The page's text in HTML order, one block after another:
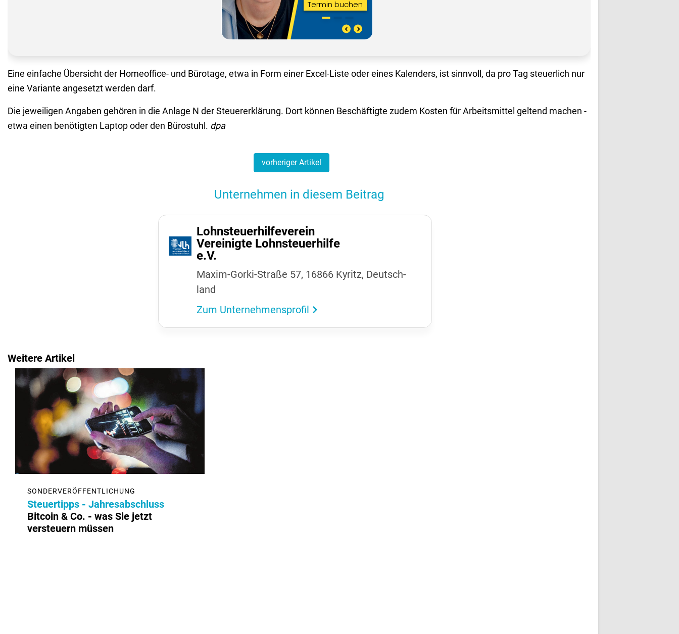
Eine einfache Übersicht der Homeoffice- und Bürotage, etwa in Form einer Excel-Liste oder eines Kalenders, ist sinnvoll, da pro Tag steuerlich nur
eine Variante angesetzt werden darf.
Die jeweiligen Angaben gehören in die Anlage N der Steuererklärung. Dort können Beschäftigte zudem Kosten für Arbeitsmittel geltend machen -
etwa einen benötigten Laptop oder den Bürostuhl. dpa
vorheriger Artikel
Unternehmen in diesem Beitrag
Lohn­steu­er­hil­fe­verein
Verei­nigte Lohn­steu­er­hilfe
e.V.
Maxim-Gorki-Straße 57, 16866 Kyritz, Deutsch­
land
Zum Unternehmensprofil
Weitere Artikel
SONDERVERÖFFENTLICHUNG
Steuertipps - Jahresabschluss
Bitcoin & Co. - was Sie jetzt
versteuern müssen